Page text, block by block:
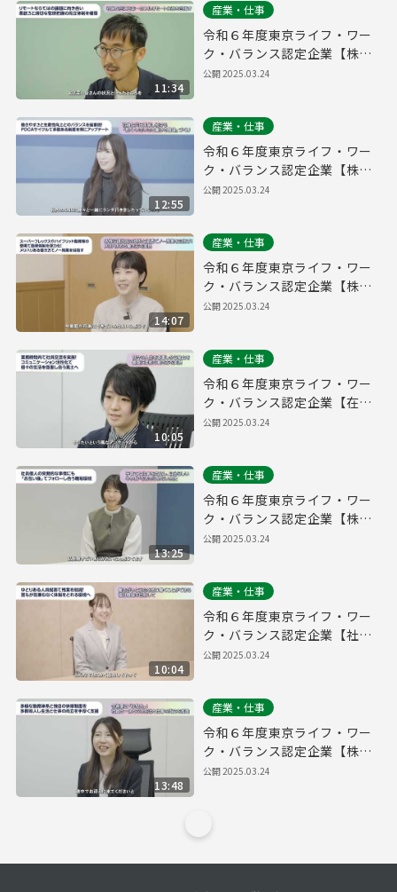
11:34
産業・仕事
令和６年度東京ライフ・ワー
ク・バランス認定企業【株式
会社プログレス】
公開2025.03.24
12:55
産業・仕事
令和６年度東京ライフ・ワー
ク・バランス認定企業【株式
会社パーキングマーケット】
公開2025.03.24
14:07
産業・仕事
令和６年度東京ライフ・ワー
ク・バランス認定企業【株式
会社ソウブン・ドットコム】
公開2025.03.24
10:05
産業・仕事
令和６年度東京ライフ・ワー
ク・バランス認定企業【在住
ビジネス株式会社】
公開2025.03.24
13:25
産業・仕事
令和６年度東京ライフ・ワー
ク・バランス認定企業【株式
会社QOOLキャリア】
公開2025.03.24
10:04
産業・仕事
令和６年度東京ライフ・ワー
ク・バランス認定企業【社会
福祉法人大三島育徳会】
公開2025.03.24
13:48
産業・仕事
令和６年度東京ライフ・ワー
ク・バランス認定企業【株式
会社FIS】
公開2025.03.24